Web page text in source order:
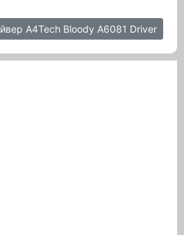
A4Tech Bloody A6081 Driver